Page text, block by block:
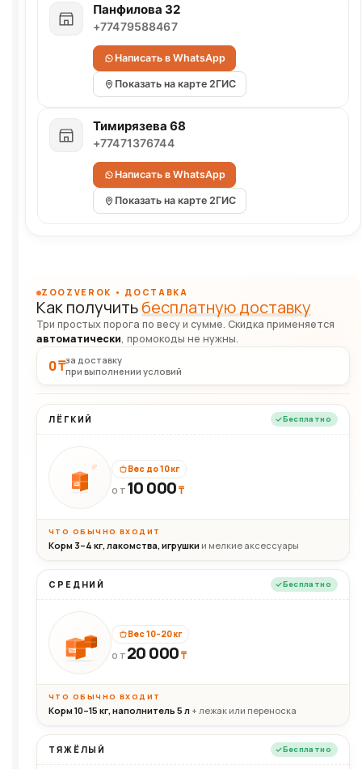
Панфилова 32
+77479588467
Написать в WhatsApp
Показать на карте 2ГИС
Тимирязева 68
+77471376744
Написать в WhatsApp
Показать на карте 2ГИС
ZOOZVEROK • ДОСТАВКА
Как получитьбесплатную доставку
Три простых порога по весу и сумме. Скидка применяется
автоматически, промокоды не нужны.
0 ₸за доставку
при выполнении условий
ЛЁГКИЙ Бесплатно
10кг
Вес до 10 кг
ОТ 10 000₸
ЧТО ОБЫЧНО ВХОДИТ
Корм 3–4 кг, лакомства, игрушки и мелкие аксессуары
СРЕДНИЙ Бесплатно
20кг
Вес 10–20 кг
ОТ 20 000₸
ЧТО ОБЫЧНО ВХОДИТ
Корм 10–15 кг, наполнитель 5 л+ лежак или переноска
ТЯЖЁЛЫЙ Бесплатно